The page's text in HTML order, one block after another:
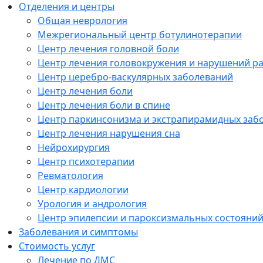
Отделения и центры
Общая неврология
Межрегиональный центр ботулинотерапии
Центр лечения головной боли
Центр лечения головокружения и нарушений
Центр церебро-васкулярных заболеваний
Центр лечения боли
Центр лечения боли в спине
Центр паркинсонизма и экстрапирамидных
Центр лечения нарушения сна
Нейрохирургия
Центр психотерапии
Ревматология
Центр кардиологии
Урология и андрология
Центр эпилепсии и пароксизмальных состояний
Заболевания и симптомы
Стоимость услуг
Лечение по ДМС